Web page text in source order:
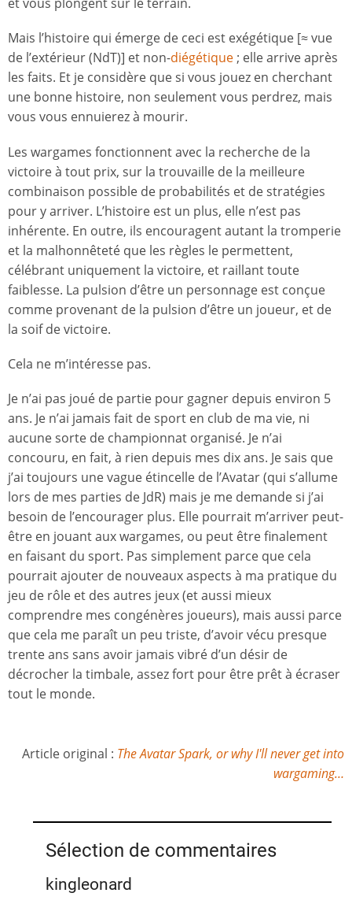
Mais l’histoire qui émerge de ceci est exégétique [≈ vue
de l’extérieur (NdT)] et non-diégétique; elle arrive après
les faits. Et je considère que si vous jouez en cherchant
une bonne histoire, non seulement vous perdrez, mais
vous vous ennuierez à mourir.
Les wargames fonctionnent avec la recherche de la
victoire à tout prix, sur la trouvaille de la meilleure
combinaison possible de probabilités et de stratégies
pour y arriver. L’histoire est un plus, elle n’est pas
inhérente. En outre, ils encouragent autant la tromperie
et la malhonnêteté que les règles le permettent,
célébrant uniquement la victoire, et raillant toute
faiblesse. La pulsion d’être un personnage est conçue
comme provenant de la pulsion d’être un joueur, et de
la soif de victoire.
Cela ne m’intéresse pas.
Je n’ai pas joué de partie pour gagner depuis environ 5
ans. Je n’ai jamais fait de sport en club de ma vie, ni
aucune sorte de championnat organisé. Je n’ai
concouru, en fait, à rien depuis mes dix ans. Je sais que
j’ai toujours une vague étincelle de l’Avatar (qui s’allume
lors de mes parties de JdR) mais je me demande si j’ai
besoin de l’encourager plus. Elle pourrait m’arriver peut-
être en jouant aux wargames, ou peut être finalement
en faisant du sport. Pas simplement parce que cela
pourrait ajouter de nouveaux aspects à ma pratique du
jeu de rôle et des autres jeux (et aussi mieux
comprendre mes congénères joueurs), mais aussi parce
que cela me paraît un peu triste, d’avoir vécu presque
trente ans sans avoir jamais vibré d’un désir de
décrocher la timbale, assez fort pour être prêt à écraser
tout le monde.
Article original : The Avatar Spark, or why I'll never get into
wargaming…
Sélection de commentaires
kingleonard